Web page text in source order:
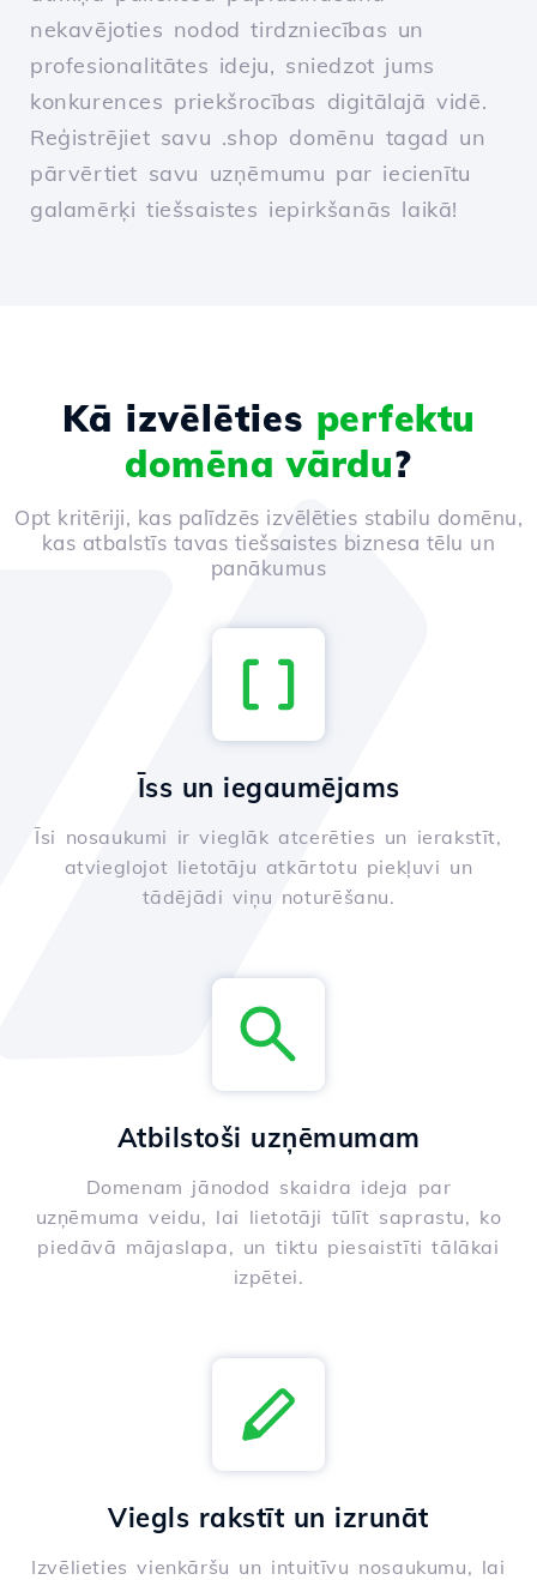
nekavējoties nodod tirdzniecības un
profesionalitātes ideju, sniedzot jums
konkurences priekšrocības digitālajā vidē.
Reģistrējiet savu .shop domēnu tagad un
pārvērtiet savu uzņēmumu par iecienītu
galamērķi tiešsaistes iepirkšanās laikā!
Kā izvēlēties perfektu
domēna vārdu?
Opt kritēriji, kas palīdzēs izvēlēties stabilu domēnu,
kas atbalstīs tavas tiešsaistes biznesa tēlu un
panākumus
Īss un iegaumējams
Īsi nosaukumi ir vieglāk atcerēties un ierakstīt,
atvieglojot lietotāju atkārtotu piekļuvi un
tādējādi viņu noturēšanu.
Atbilstoši uzņēmumam
Domenam jānodod skaidra ideja par
uzņēmuma veidu, lai lietotāji tūlīt saprastu, ko
piedāvā mājaslapa, un tiktu piesaistīti tālākai
izpētei.
Viegls rakstīt un izrunāt
Izvēlieties vienkāršu un intuitīvu nosaukumu, lai